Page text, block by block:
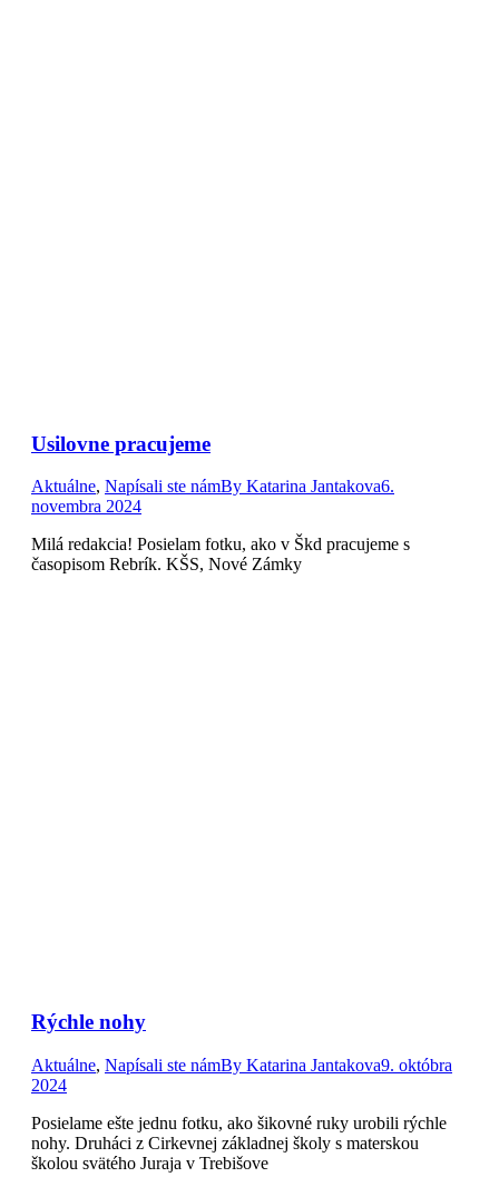
Usilovne pracujeme
Aktuálne, Napísali ste námBy Katarina Jantakova6.
novembra 2024
Milá redakcia! Posielam fotku, ako v Škd pracujeme s
časopisom Rebrík. KŠS, Nové Zámky
Rýchle nohy
Aktuálne, Napísali ste námBy Katarina Jantakova9. októbra
2024
Posielame ešte jednu fotku, ako šikovné ruky urobili rýchle
nohy. Druháci z Cirkevnej základnej školy s materskou
školou svätého Juraja v Trebišove